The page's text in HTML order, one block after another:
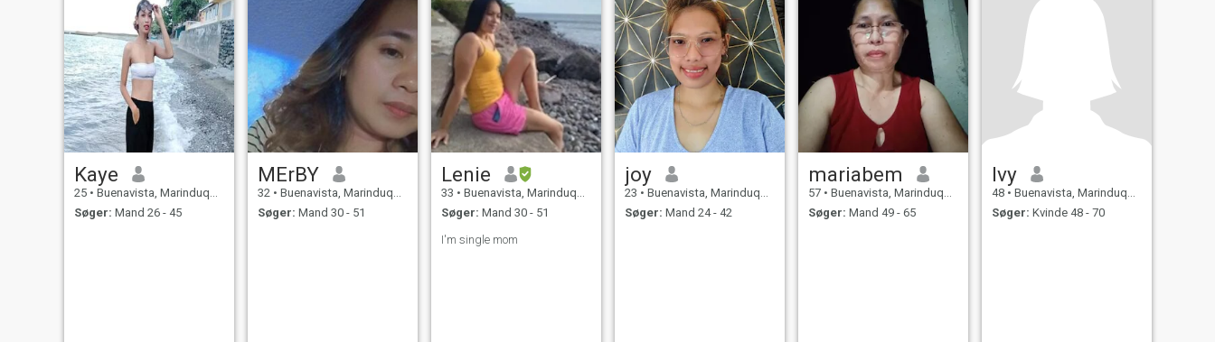
Kaye
25 • Buenavista, Marinduque, Filippinerne
Søger: Mand 26 - 45
MErBY
32 • Buenavista, Marinduque, Filippinerne
Søger: Mand 30 - 51
Lenie
33 • Buenavista, Marinduque, Filippinerne
Søger: Mand 30 - 51
I'm single mom
joy
23 • Buenavista, Marinduque, Filippinerne
Søger: Mand 24 - 42
mariabem
57 • Buenavista, Marinduque, Filippinerne
Søger: Mand 49 - 65
Ivy
48 • Buenavista, Marinduque, Filippinerne
Søger: Kvinde 48 - 70